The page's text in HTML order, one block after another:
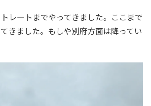
レートまでやってきました。ここまで
きました。もしや別府方面は降ってい